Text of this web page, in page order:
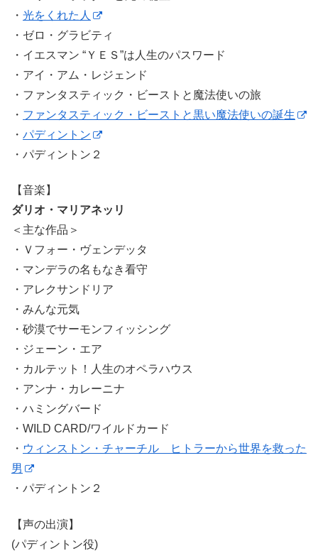
・ 光をくれた人
・ゼロ・グラビティ
・イエスマン “ＹＥＳ”は人生のパスワード
・アイ・アム・レジェンド
・ファンタスティック・ビーストと魔法使いの旅
・ ファンタスティック・ビーストと黒い魔法使いの誕生
・ パディントン
・パディントン２
【音楽】
ダリオ・マリアネッリ
＜主な作品＞
・Ｖフォー・ヴェンデッタ
・マンデラの名もなき看守
・アレクサンドリア
・みんな元気
・砂漠でサーモンフィッシング
・ジェーン・エア
・カルテット！人生のオペラハウス
・アンナ・カレーニナ
・ハミングバード
・WILD CARD/ワイルドカード
・ ウィンストン・チャーチル ヒトラーから世界を救った
男
・パディントン２
【声の出演】
(パディントン役)